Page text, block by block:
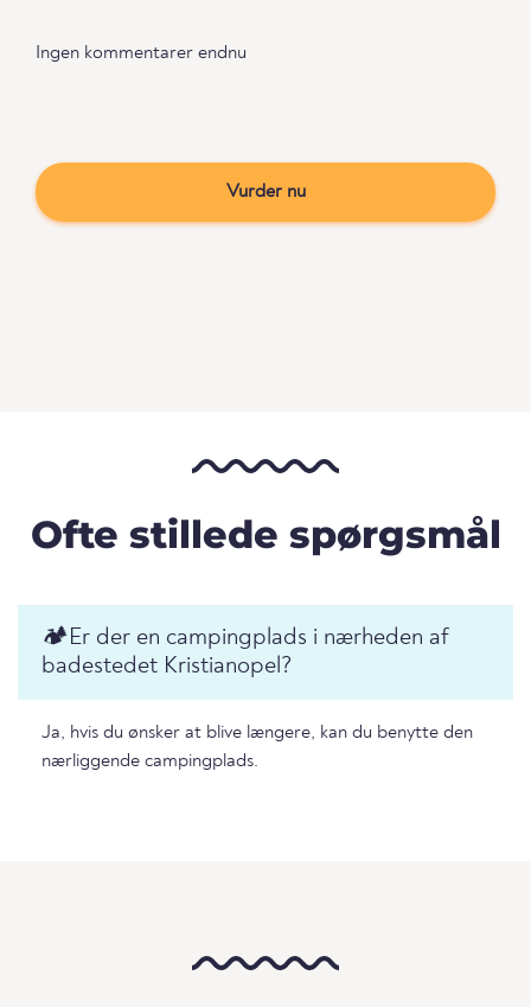
Ingen kommentarer endnu
Vurder nu
Ofte stillede spørgsmål
🏕️️Er der en campingplads i nærheden af
badestedet Kristianopel?
Ja, hvis du ønsker at blive længere, kan du benytte den
nærliggende campingplads.